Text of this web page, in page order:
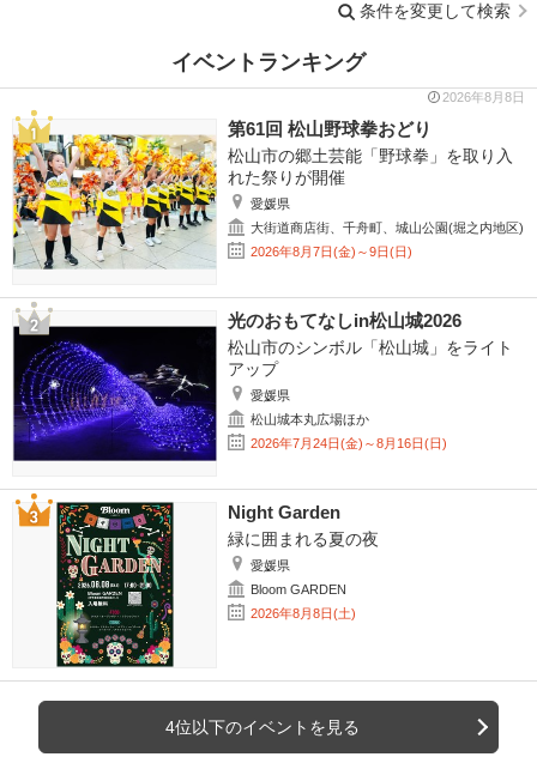
条件を変更して検索
イベントランキング
2026年8月8日
第61回 松山野球拳おどり
松山市の郷土芸能「野球拳」を取り入
れた祭りが開催
愛媛県
大街道商店街、千舟町、城山公園(堀之内地区)
2026年8月7日(金)～9日(日)
光のおもてなしin松山城2026
松山市のシンボル「松山城」をライト
アップ
愛媛県
松山城本丸広場ほか
2026年7月24日(金)～8月16日(日)
Night Garden
緑に囲まれる夏の夜
愛媛県
Bloom GARDEN
2026年8月8日(土)
4位以下のイベントを見る